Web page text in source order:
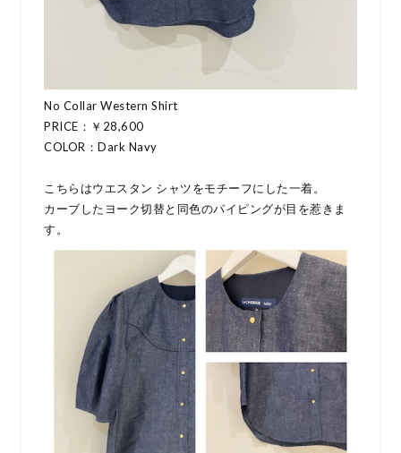
No Collar Western Shirt
PRICE：￥28,600
COLOR：Dark Navy
こちらはウエスタン シャツをモチーフにした一着。
カーブしたヨーク切替と同色のパイピングが目を惹きま
す。